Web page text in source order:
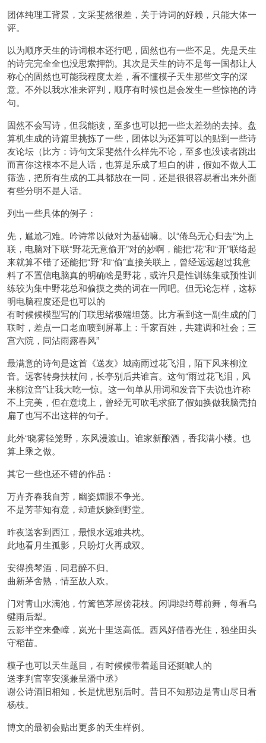
团体纯理工背景，文采斐然很差，关于诗词的好赖，只能大体一
评。
以为顺序天生的诗词根本还行吧，固然也有一些不足。先是天生
的诗完完全全也没思索押韵。其次是天生的诗不是每一国都让人
称心的固然也可能我程度太差，看不懂模子天生那些文字的深
意。不外以我水准来评判，顺序有时候也是会发生一些惊艳的诗
句。
固然不会写诗，但我能读，至多也可以把一些太差劲的去掉。盘
算机生成的诗篇里挑拣了一些，团体以为还算可以的贴到一些诗
友论坛（比方： 诗句文采斐然什么样先不论，至多也没读者跳出
而言你这根本不是人话，也算是乐成了坦白的讲，假如不做人工
筛选，把所有生成的工具都放在一同，还是很很容易看出来外面
有些分明不是人话。
列出一些具体的例子：
先，尴尬刁难。吟诗常以做对为基础嘛。以“倦鸟无心归去”为上
联，电脑对下联“野花无意偷开”对的妙啊，能把“花”和“开”联络起
来就算不错了还能把“野”和“偷”直接关联上，曾经远远超过我意
料了不置信电脑真的明确啥是野花，或许只是性训练集或预性训
练较为集中野花总和偷摸之类的词在一同吧。但无论怎样，这标
明电脑程度还是也可以的
有时候候模型写的门联思绪极端坦荡。比方看到这一副生成的门
联时，差点一口老血喷到屏幕上：千家百姓，共建调和社会；三
宫六院，同沾雨露春风”
最满意的诗句是这首《送友》城南雨过花飞泪，陌下风来柳泣
音。远客转身扶杖问，长亭别后共谁言。这句“雨过花飞泪，风
来柳泣音”让我大吃一惊。这一句单从用词和发音下去说也许称
不上完美，但在意境上，曾经无可吹毛求疵了假如换做我脑壳拍
扁了也写不出这样的句子。
此外“晓雾轻笼野，东风漫渡山。谁家新酿酒，香我满小楼。也
算上乘之做。
其它一些也还不错的作品：
万卉齐春我自芳，幽姿媚眼不争光。
不是芳菲知有意，却遣妖娆到野堂。
昨夜送客到西江，最恨水远难共枕。
此地看月生孤影，只盼灯火再成双。
安得携琴酒，同君醉不归。
曲新茅舍熟，情至故人欢。
门对青山水满池，竹篱笆茅屋傍花枝。闲调绿绮尊前舞，每看乌
犍雨后犁。
云影半空来叠嶂，岚光十里送高低。西风好借春光住，独坐田头
守稻苗。
模子也可以天生题目，有时候候带着题目还挺唬人的
送李判官宰安溪兼呈潘中丞》
谢公诗酒旧相知，长是忧思别后时。昔日不知那边是青山尽日看
杨枝。
博文的最初会贴出更多的天生样例。